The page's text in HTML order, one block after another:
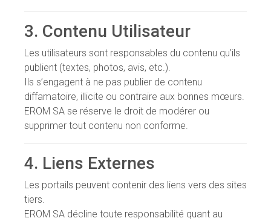
3. Contenu Utilisateur
Les utilisateurs sont responsables du contenu qu’ils
publient (textes, photos, avis, etc.).
Ils s’engagent à ne pas publier de contenu
diffamatoire, illicite ou contraire aux bonnes mœurs.
EROM SA se réserve le droit de modérer ou
supprimer tout contenu non conforme.
4. Liens Externes
Les portails peuvent contenir des liens vers des sites
tiers.
EROM SA décline toute responsabilité quant au